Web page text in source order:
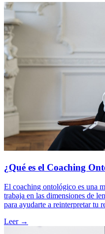
¿Qué es el Coaching
El coaching ontológico es una
trabaja en las dimensiones de
para ayudarte a reinterpretar tu
quién eres mientras lo haces.
Leer →